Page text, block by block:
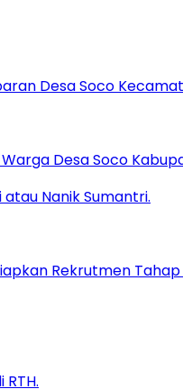
Desa Soco
Rekrutmen Tahap